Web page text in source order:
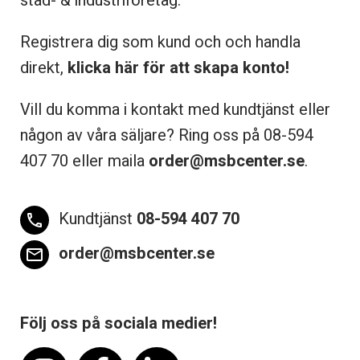
Registrera dig som kund och och handla
direkt, klicka här för att skapa konto!
Vill du komma i kontakt med kundtjänst eller
någon av våra säljare? Ring oss på 08-594
407 70 eller maila order@msbcenter.se.
phone Kundtjänst 08-594 407 70
email order@msbcenter.se
Följ oss på sociala medier!